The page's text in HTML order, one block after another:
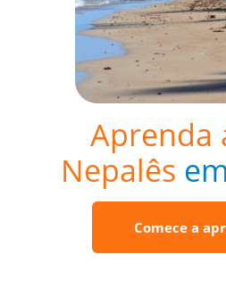
Aprenda
Nepalês
Comece a